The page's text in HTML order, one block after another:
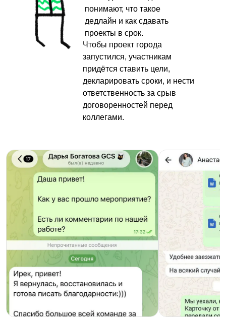
понимают, что такое
дедлайн и как сдавать
проекты в срок.
Чтобы проект города
запустился, участникам
придётся ставить цели,
декларировать сроки, и нести
ответственность за срыв
договоренностей перед
коллегами.
Россия, Москва, Берсеневская
набережная, 6, стр. 3
ИП Варламова Мария Вадимовна,